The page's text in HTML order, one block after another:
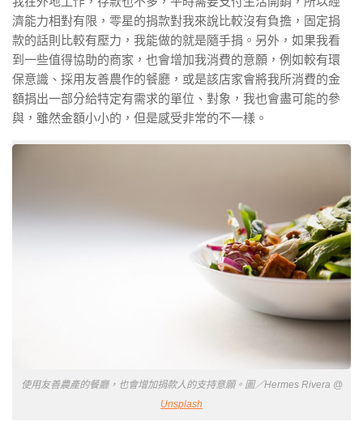
濟能力相對有限，零星的捐款對我來說比較沒有負擔，固定捐
款的話則比較有壓力，我能做的就是隨手捐。另外，如果我看
到一些值得協助的商家，也會增加我消費的意願，例如較有環
保意識、採用友善農作的餐廳，或是該店家會將我所消費的金
額捐出一部分給特定有需求的單位、對象，我也會盡可能的參
與， 雖然金額小小的，但是感受非常的不一樣 。
使用友善農產的餐廳，也會增加捐款人的支持意願。圖／Hermes Rivera @
Unsplash